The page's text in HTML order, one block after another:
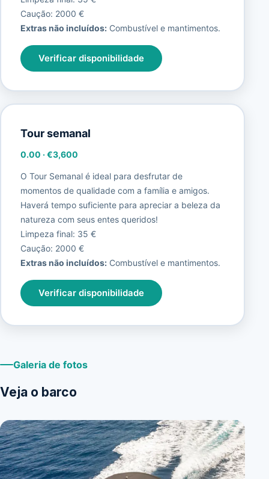
Caução: 2000 €
Extras não incluídos:Combustível e mantimentos.
Verificar disponibilidade
Tour semanal
0.00 ·€3,600
O Tour Semanal é ideal para desfrutar de
momentos de qualidade com a família e amigos.
Haverá tempo suficiente para apreciar a beleza da
natureza com seus entes queridos!
Limpeza final: 35 €
Caução: 2000 €
Extras não incluídos:Combustível e mantimentos.
Verificar disponibilidade
Galeria de fotos
Veja o barco